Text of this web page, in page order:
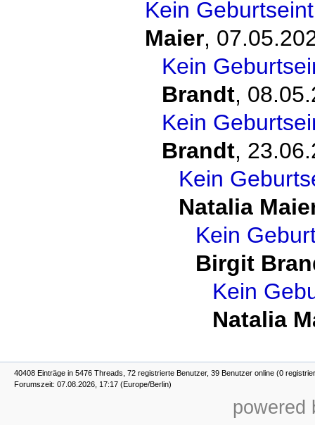
Kein
Maier,
Kein
Brandt,
Kein
Brandt,
Kein
Natalia
Kein
Birgit
Kein
Natalia
40408 Einträge in 5476 Threads, 72 registrierte Benutzer, 39 Benutzer online (0
Forumszeit: 07.08.2026, 17:17 (Europe/Berlin)
powered